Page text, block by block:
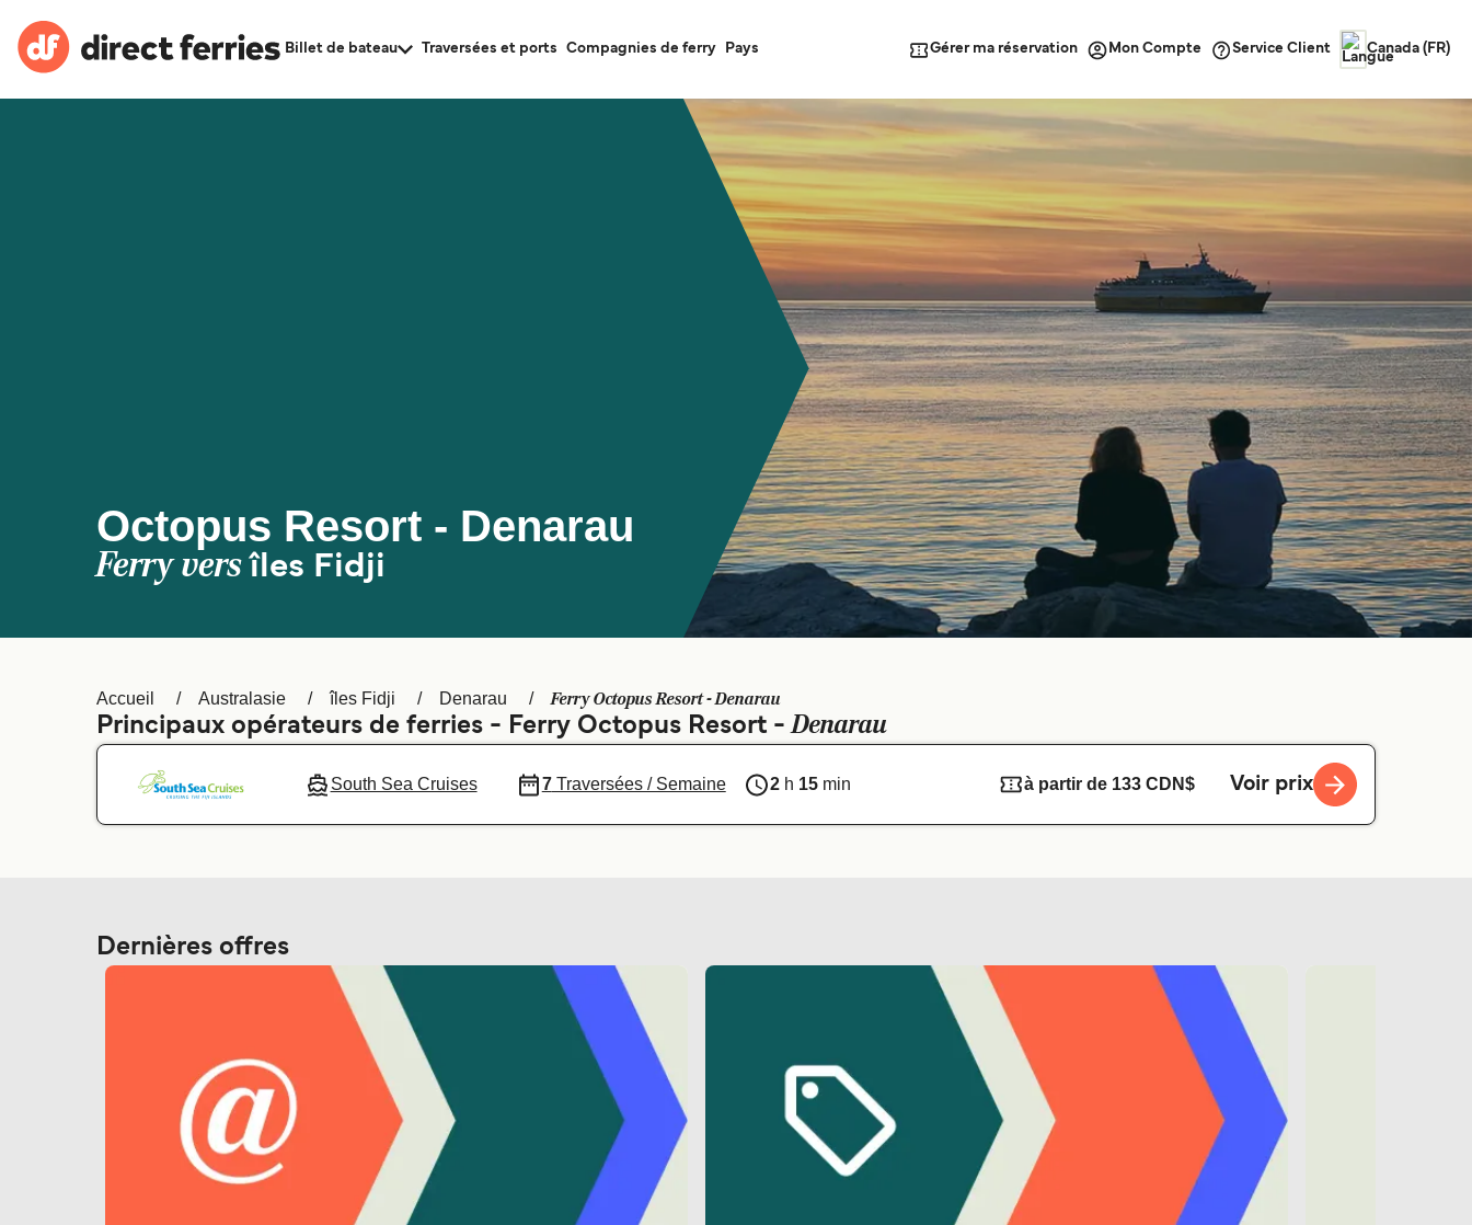
Billet de bateau Traversées et ports Compagnies de ferry Pays Gérer ma réservation Mon Compte Service Client Canada (FR)
Octopus Resort - Denarau
Ferry versîles Fidji
Accueil Australasie îles Fidji Denarau Ferry Octopus Resort - Denarau
Principaux opérateurs de ferries - Ferry Octopus Resort -Denarau
South Sea Cruises 7Traversées / Semaine 2h 15min à partir de 133 CDN$ Voir prix
Dernières offres